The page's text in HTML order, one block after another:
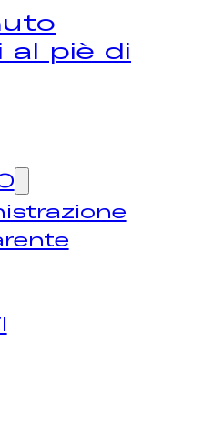
al piè di